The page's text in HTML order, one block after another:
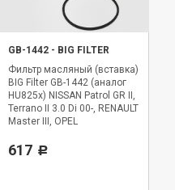
GB-1442 - BIG FILTER
Фильтр масляный (вставка)
BIG Filter GB-1442 (аналог
HU825x) NISSAN Patrol GR II,
Terrano II 3.0 Di 00-, RENAULT
Master III, OPEL
617 Р